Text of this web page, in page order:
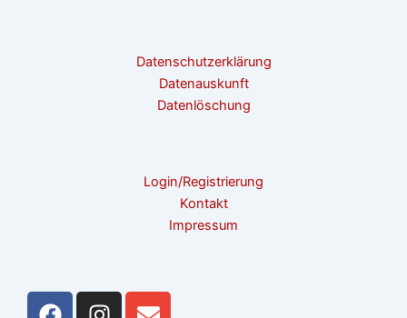
Datenschutzerklärung
Datenauskunft
Datenlöschung
Login/Registrierung
Kontakt
Impressum
F
I
E